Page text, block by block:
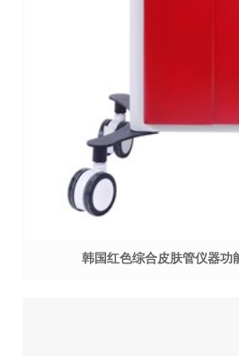
韩国红色综合皮肤管仪器功